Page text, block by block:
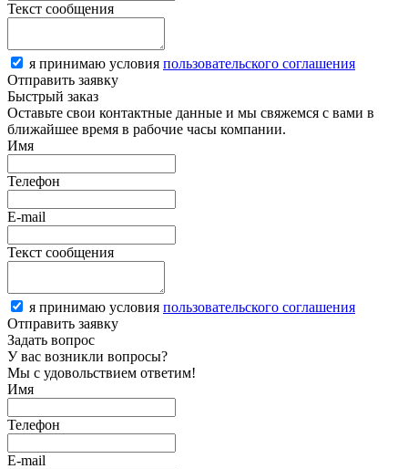
Текст сообщения
я принимаю условия пользовательского соглашения
Отправить заявку
Быстрый заказ
Оставьте свои контактные данные и мы свяжемся с вами в
ближайшее время в рабочие часы компании.
Имя
Телефон
E-mail
Текст сообщения
я принимаю условия пользовательского соглашения
Отправить заявку
Задать вопрос
У вас возникли вопросы?
Мы с удовольствием ответим!
Имя
Телефон
E-mail